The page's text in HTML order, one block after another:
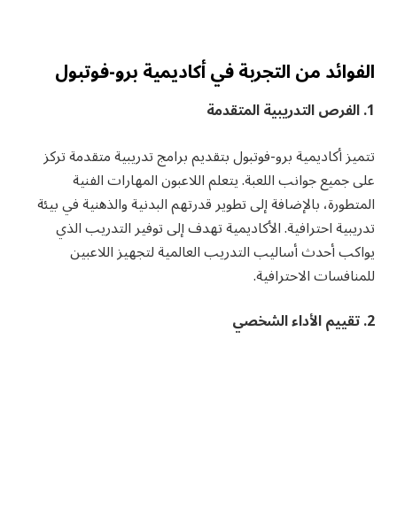
الفوائد من التجربة في أكاديمية برو-فوتبول
1. الفرص التدريبية المتقدمة
تتميز أكاديمية برو-فوتبول بتقديم برامج تدريبية متقدمة تركز
على جميع جوانب اللعبة. يتعلم اللاعبون المهارات الفنية
المتطورة، بالإضافة إلى تطوير قدرتهم البدنية والذهنية في بيئة
تدريبية احترافية. الأكاديمية تهدف إلى توفير التدريب الذي
يواكب أحدث أساليب التدريب العالمية لتجهيز اللاعبين
للمنافسات الاحترافية.
2. تقييم الأداء الشخصي